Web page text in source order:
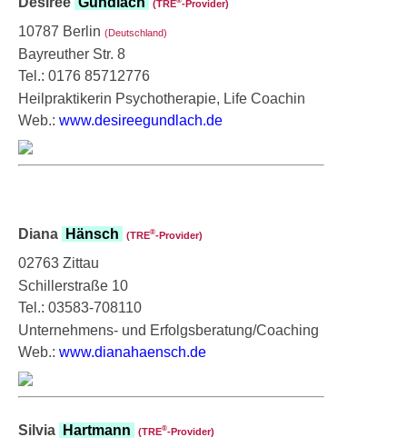
(TRE ‑Provider)
10787 Berlin (Deutschland)
Bayreuther Str. 8
Tel.: 0176 85712776
Heilpraktikerin Psychotherapie, Life Coachin
Web.: www.desireegundlach.de
Diana Hänsch (TRE®‑Provider)
02763 Zittau
Schillerstraße 10
Tel.: 03583-708110
Unternehmens- und Erfolgsberatung/Coaching
Web.: www.dianahaensch.de
Silvia Hartmann (TRE®‑Provider)